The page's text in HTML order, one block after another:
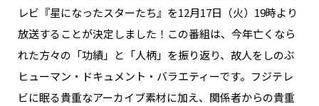
FAQ
お問い合わせ
メールマガジン登録/解除
レビ『星になったスターたち』を12月17日（火）19時より
放送することが決定しました！この番組は、今年亡くなら
れた方々の「功績」と「人柄」を振り返り、故人をしのぶ
ヒューマン・ドキュメント・バラエティーです。フジテレ
ビに眠る貴重なアーカイブ素材に加え、関係者からの貴重